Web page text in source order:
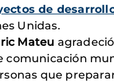
de
Unidas.
Mateu
comunicación
que